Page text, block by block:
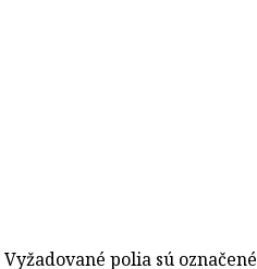
Vyžadované polia sú označené